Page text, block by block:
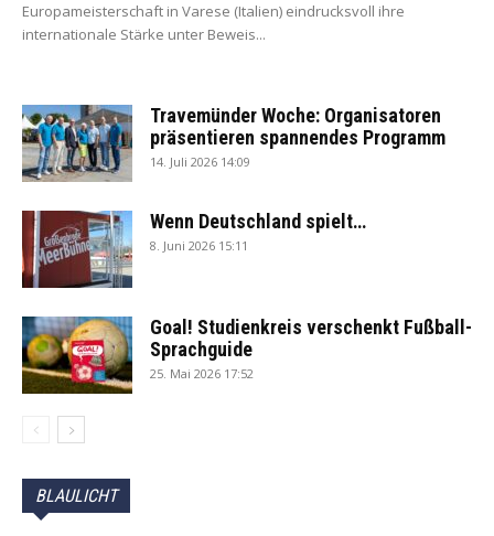
Europameisterschaft in Varese (Italien) eindrucksvoll ihre
internationale Stärke unter Beweis...
Travemünder Woche: Organisatoren
präsentieren spannendes Programm
14. Juli 2026 14:09
Wenn Deutschland spielt…
8. Juni 2026 15:11
Goal! Studienkreis verschenkt Fußball-
Sprachguide
25. Mai 2026 17:52
BLAULICHT